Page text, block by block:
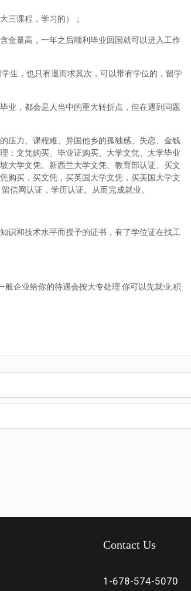
三课程，学习的）；
金量高，一年之后顺利毕业回国就可以进入工作
生，也只有退而求其次，可以带有学位的，留学
业，都会是人当中的重大转折点，但在遇到问题
压力、课程难、异国他乡的孤独感、失恋、金钱
：文凭购买、毕业证购买、大学文凭、大学毕业
大学文凭、新西兰大学文凭、教育部认证、买文
购买，买文凭，买英国大学文凭，买美国大学文
信网认证，学历认证。从而完成就业。
识和技术水平而授予的证书，有了学位证在找工
企业给你的待遇会按大专处理.你可以先就业,积
Contact Us
1-678-574-5070